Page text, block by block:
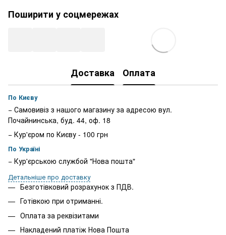
Поширити у соцмережах
Доставка Оплата
По Києву
− Самовивіз з нашого магазину за адресою вул.
Почайнинська, буд. 44, оф. 18
− Кур'єром по Києву - 100 грн
По Україні
− Кур'єрською службой "Нова пошта"
Детальніше про доставку
Безготівковий розрахунок з ПДВ.
Готівкою при отриманні.
Оплата за реквізитами
Накладений платіж Нова Пошта